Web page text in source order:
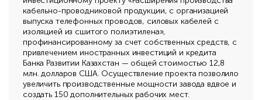
кабельно-проводниковой продукции, с организацией
выпуска телефонных проводов, силовых кабелей с
изоляцией из сшитого полиэтилена»,
профинансированному за счет собственных средств, с
привлечением иностранных инвестиций и кредита
Банка Развитии Казахстан — общей стоимостью 12,8
млн. долларов США. Осуществление проекта позволило
увеличить производственные мощности завода вдвое и
создать 150 дополнительных рабочих мест.